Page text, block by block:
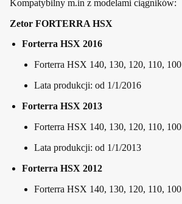
Kompatybilny m.in z modelami ciągników:
Zetor FORTERRA HSX
Forterra HSX 2016
Forterra HSX 140, 130, 120, 110, 100
Lata produkcji: od 1/1/2016
Forterra HSX 2013
Forterra HSX 140, 130, 120, 110, 100
Lata produkcji: od 1/1/2013
Forterra HSX 2012
Forterra HSX 140, 130, 120, 110, 100